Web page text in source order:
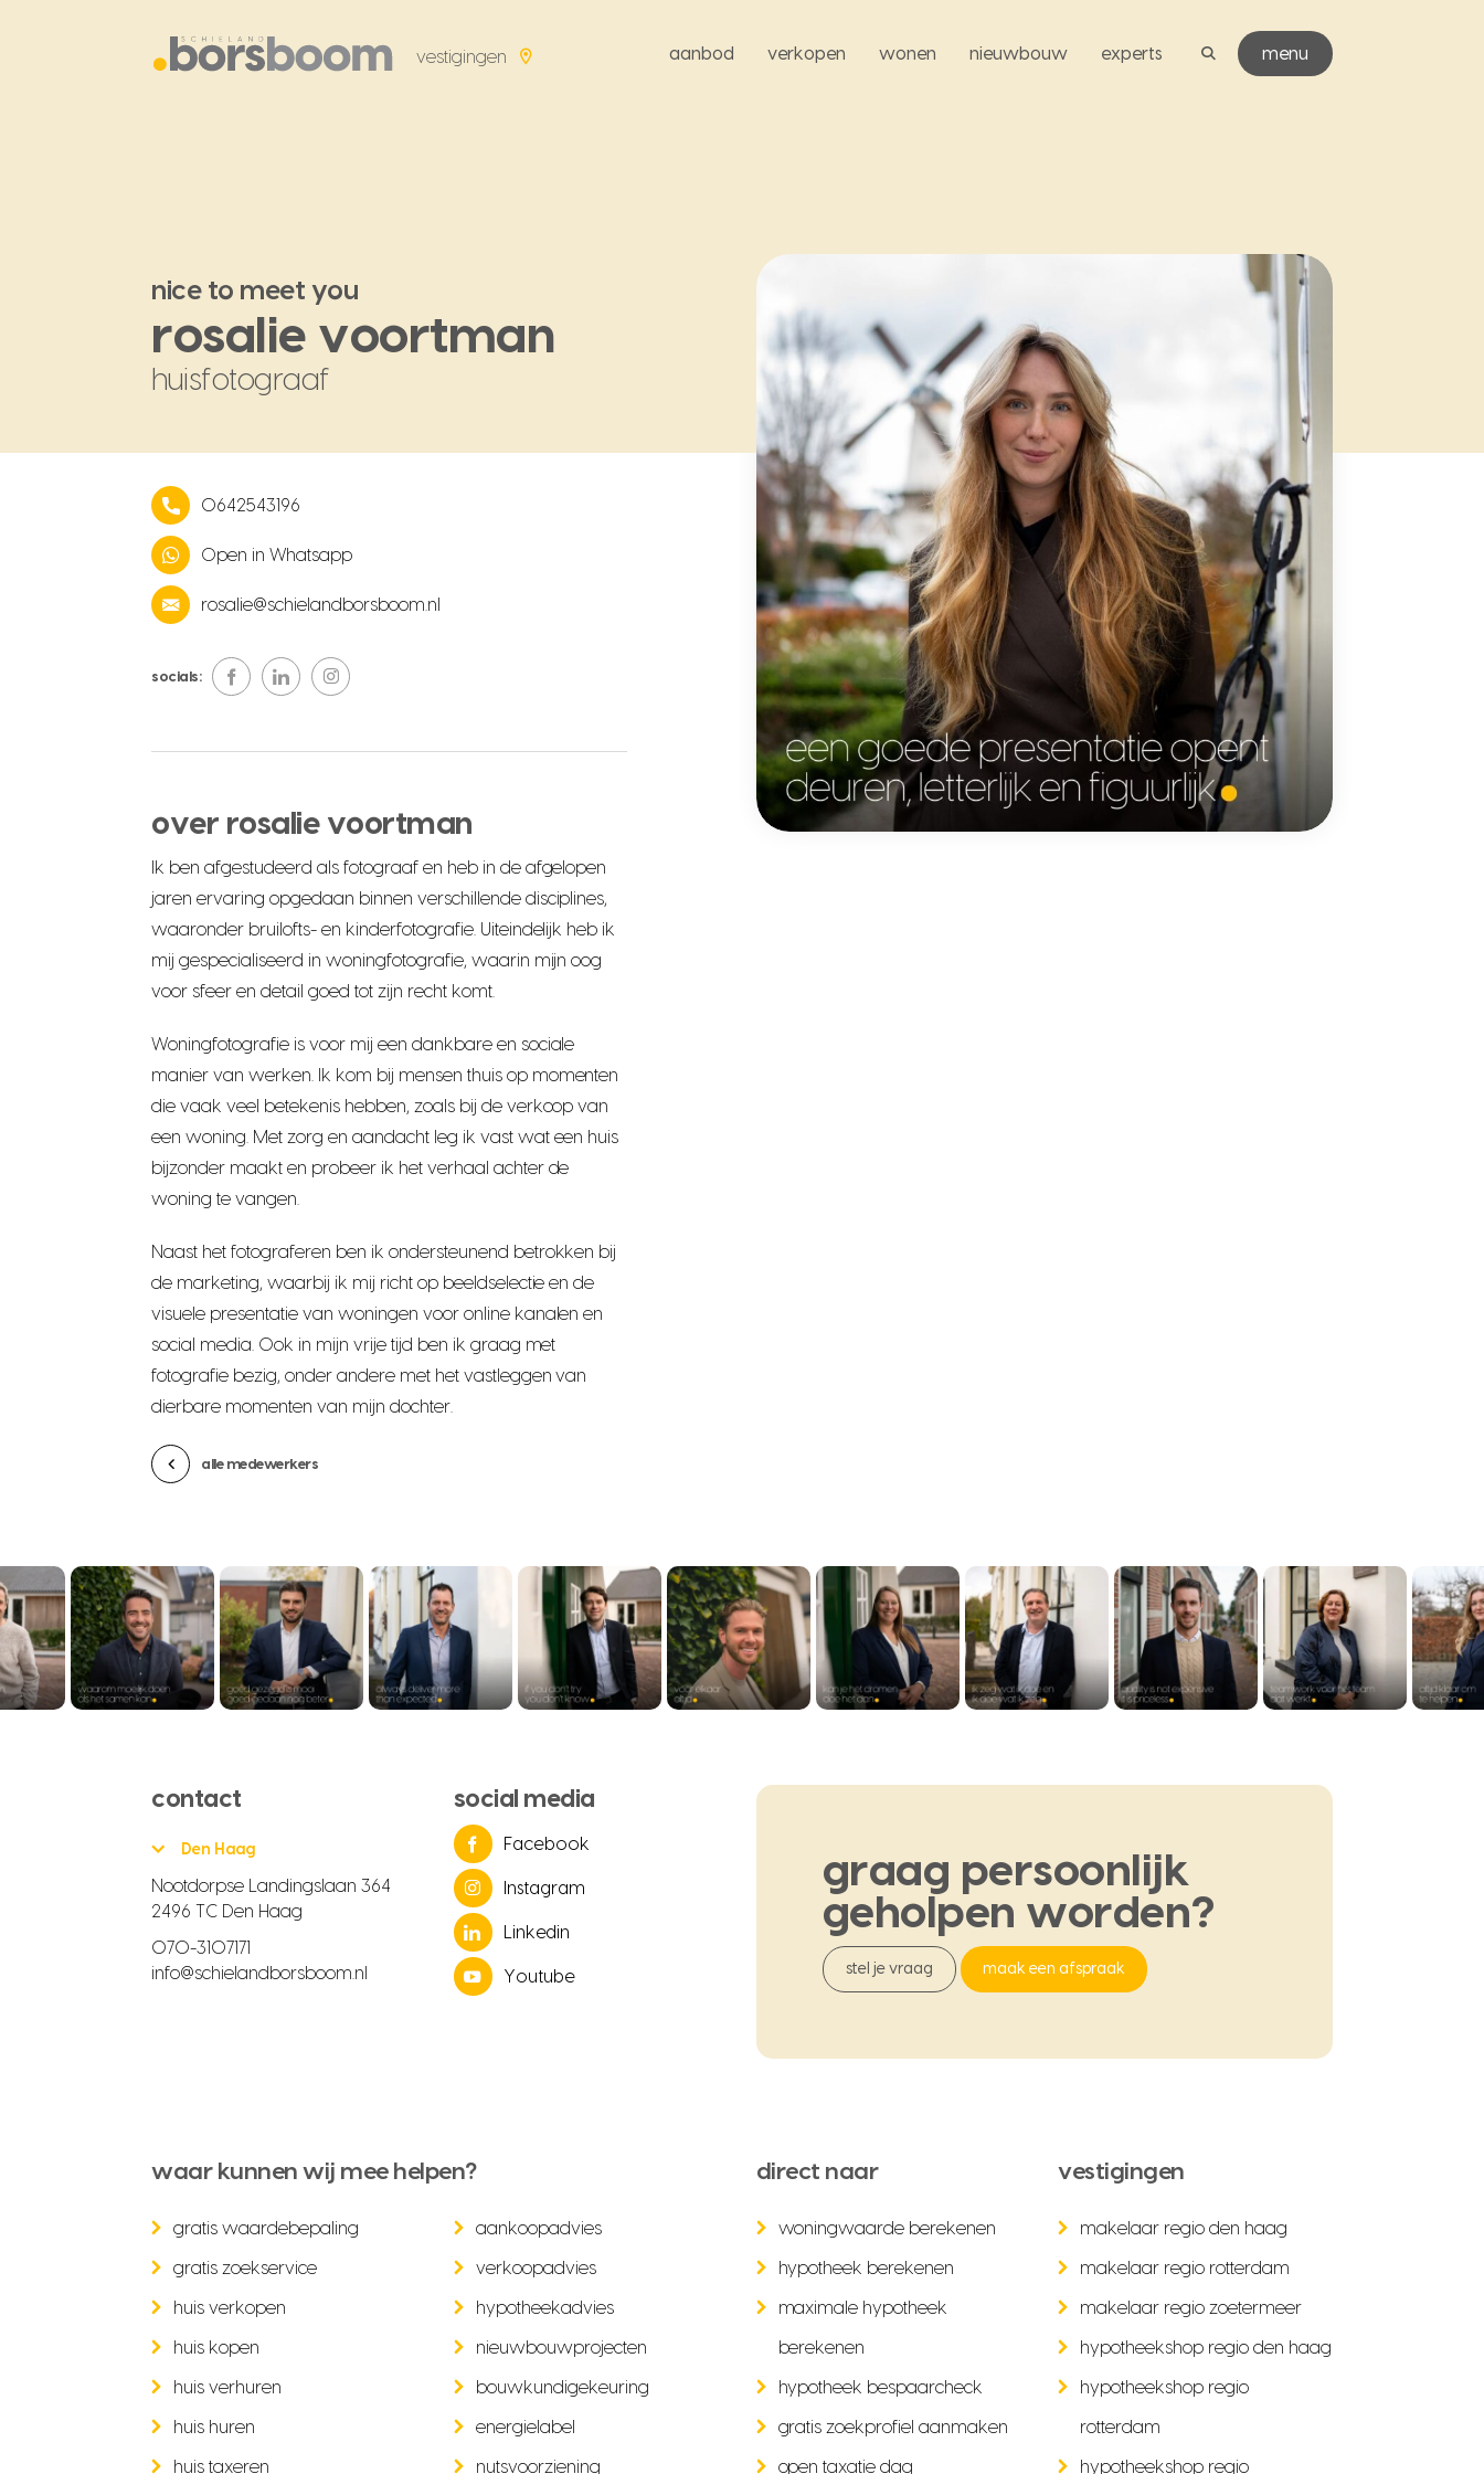
vestigingen aanbod verkopen wonen nieuwbouw experts menu
nice to meet you
rosalie voortman
huisfotograaf
0642543196
Open in Whatsapp
rosalie@schielandborsboom.nl
socials:
over rosalie voortman
Ik ben afgestudeerd als fotograaf en heb in de afgelopen
jaren ervaring opgedaan binnen verschillende disciplines,
waaronder bruilofts- en kinderfotografie. Uiteindelijk heb ik
mij gespecialiseerd in woningfotografie, waarin mijn oog
voor sfeer en detail goed tot zijn recht komt.
Woningfotografie is voor mij een dankbare en sociale
manier van werken. Ik kom bij mensen thuis op momenten
die vaak veel betekenis hebben, zoals bij de verkoop van
een woning. Met zorg en aandacht leg ik vast wat een huis
bijzonder maakt en probeer ik het verhaal achter de
woning te vangen.
Naast het fotograferen ben ik ondersteunend betrokken bij
de marketing, waarbij ik mij richt op beeldselectie en de
visuele presentatie van woningen voor online kanalen en
social media. Ook in mijn vrije tijd ben ik graag met
fotografie bezig, onder andere met het vastleggen van
dierbare momenten van mijn dochter.
alle medewerkers
contact
Den Haag
Nootdorpse Landingslaan 364
2496 TC Den Haag
070-3107171
info@schielandborsboom.nl
social media
Facebook
Instagram
Linkedin
Youtube
graag persoonlijk
geholpen worden?
stel je vraag maak een afspraak
waar kunnen wij mee helpen?
gratis waardebepaling
gratis zoekservice
huis verkopen
huis kopen
huis verhuren
huis huren
huis taxeren
aankoopadvies
verkoopadvies
hypotheekadvies
nieuwbouwprojecten
bouwkundigekeuring
energielabel
nutsvoorziening
direct naar
woningwaarde berekenen
hypotheek berekenen
maximale hypotheek
berekenen
hypotheek bespaarcheck
gratis zoekprofiel aanmaken
open taxatie dag
vestigingen
makelaar regio den haag
makelaar regio rotterdam
makelaar regio zoetermeer
hypotheekshop regio den haag
hypotheekshop regio
rotterdam
hypotheekshop regio